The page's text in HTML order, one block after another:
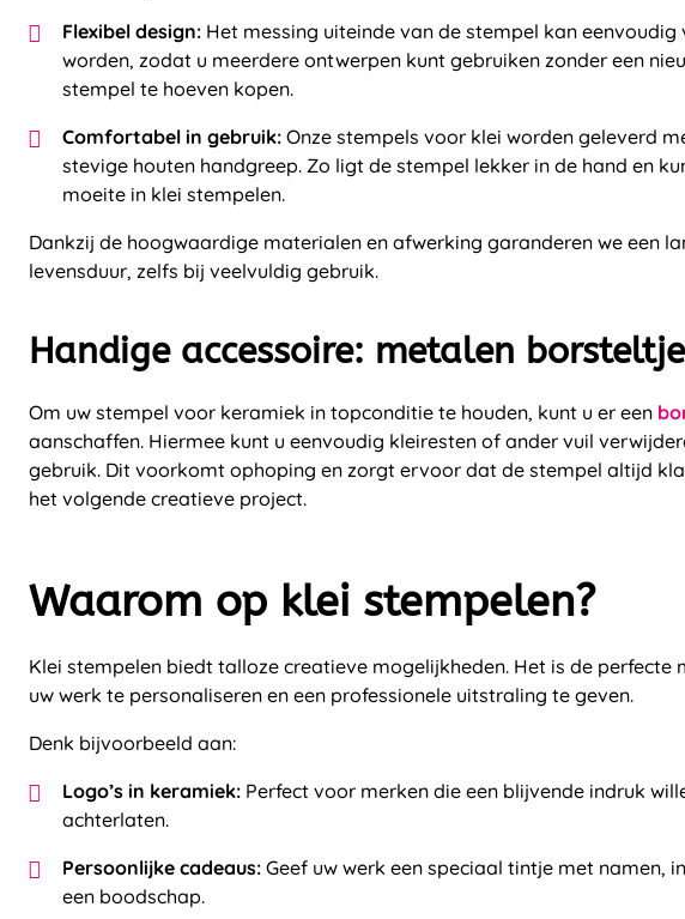
Flexibel design: Het messing uiteinde van de stempel kan eenvoudig
worden, zodat u meerdere ontwerpen kunt gebruiken zonder een
stempel te hoeven kopen.
Comfortabel in gebruik: Onze stempels voor klei worden geleverd
stevige houten handgreep. Zo ligt de stempel lekker in de hand en
moeite in klei stempelen.
Dankzij de hoogwaardige materialen en afwerking garanderen we een
levensduur, zelfs bij veelvuldig gebruik.
Handige accessoire: metalen borsteltje
Om uw stempel voor keramiek in topconditie te houden, kunt u er een
aanschaffen. Hiermee kunt u eenvoudig kleiresten of ander vuil
gebruik. Dit voorkomt ophoping en zorgt ervoor dat de stempel altijd
het volgende creatieve project.
Waarom op klei stempelen?
Klei stempelen biedt talloze creatieve mogelijkheden. Het is de perfecte
uw werk te personaliseren en een professionele uitstraling te geven.
Denk bijvoorbeeld aan:
Logo’s in keramiek: Perfect voor merken die een blijvende indruk
achterlaten.
Persoonlijke cadeaus: Geef uw werk een speciaal tintje met namen,
een boodschap.